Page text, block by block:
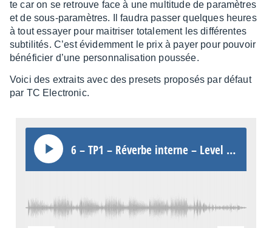
te car on se retrouve face à une multi­tude de para­mètres
et de sous-para­mètres. Il faudra passer quelques heures
à tout essayer pour maitri­ser tota­le­ment les diffé­rentes
subti­li­tés. C’est évidem­ment le prix à payer pour pouvoir
béné­fi­cier d’une person­na­li­sa­tion pous­sée.
Voici des extraits avec des presets propo­sés par défaut
par TC Elec­tro­nic.
6 – TP1 – Réverbe interne – Level à 8